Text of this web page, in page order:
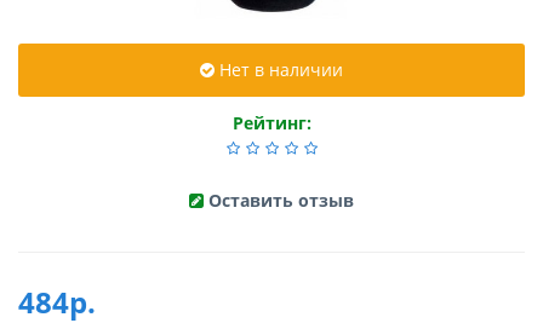
Нет в наличии
Рейтинг:
Оставить отзыв
484р.